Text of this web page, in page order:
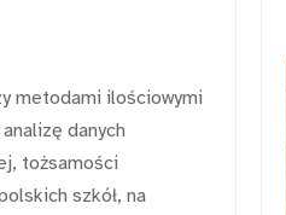
metodami ilościowymi
danych
tożsamości
szkół, na